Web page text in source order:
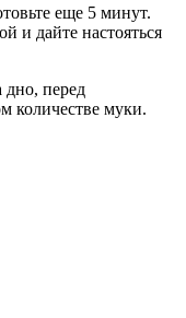
еще 5 минут.
и дайте настояться
дно, перед
количестве муки.